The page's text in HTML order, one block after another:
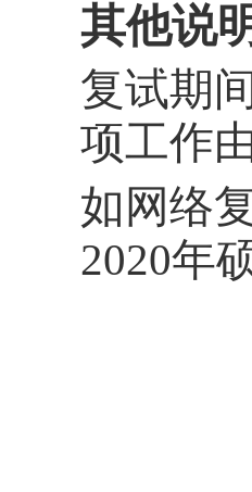
其他说
复试期
项工作
如网络
2020年